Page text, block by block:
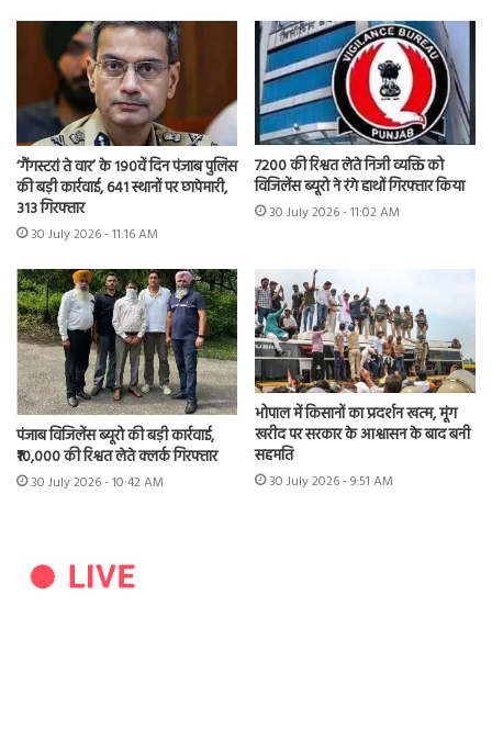
‘गैंगस्टरां ते वार’ के 190वें दिन पंजाब पुलिस
की बड़ी कार्रवाई, 641 स्थानों पर छापेमारी,
313 गिरफ्तार
30 July 2026 - 11:16 AM
7200 की रिश्वत लेते निजी व्यक्ति को
विजिलेंस ब्यूरो ने रंगे हाथों गिरफ्तार किया
30 July 2026 - 11:02 AM
पंजाब विजिलेंस ब्यूरो की बड़ी कार्रवाई,
₹10,000 की रिश्वत लेते क्लर्क गिरफ्तार
30 July 2026 - 10:42 AM
भोपाल में किसानों का प्रदर्शन खत्म, मूंग
खरीद पर सरकार के आश्वासन के बाद बनी
सहमति
30 July 2026 - 9:51 AM